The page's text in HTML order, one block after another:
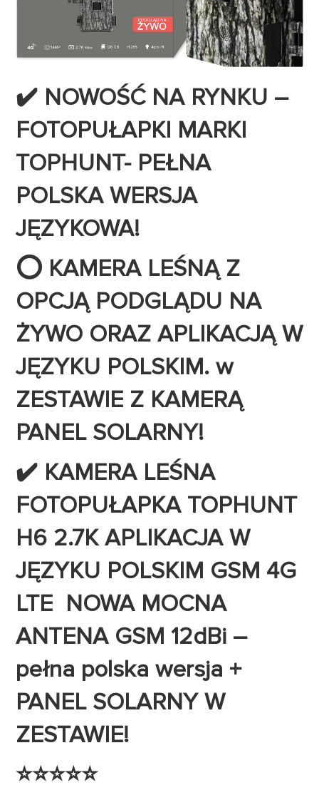
✔️ NOWOŚĆ NA RYNKU –
FOTOPUŁAPKI MARKI
TOPHUNT- PEŁNA
POLSKA WERSJA
JĘZYKOWA!
⭕ KAMERA LEŚNĄ Z
OPCJĄ PODGLĄDU NA
ŻYWO ORAZ APLIKACJĄ W
JĘZYKU POLSKIM. w
ZESTAWIE Z KAMERĄ
PANEL SOLARNY!
✔️ KAMERA LEŚNA
FOTOPUŁAPKA TOPHUNT
H6 2.7K APLIKACJA W
JĘZYKU POLSKIM GSM 4G
LTE NOWA MOCNA
ANTENA GSM 12dBi –
pełna polska wersja +
PANEL SOLARNY W
ZESTAWIE!
⭐⭐⭐⭐⭐